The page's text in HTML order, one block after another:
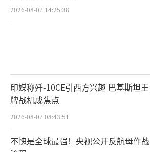
2026-08-07 14:25:38
印媒称歼-10CE引西方兴趣 巴基斯坦王
牌战机成焦点
2026-08-07 08:43:51
不愧是全球最强！央视公开反航母作战